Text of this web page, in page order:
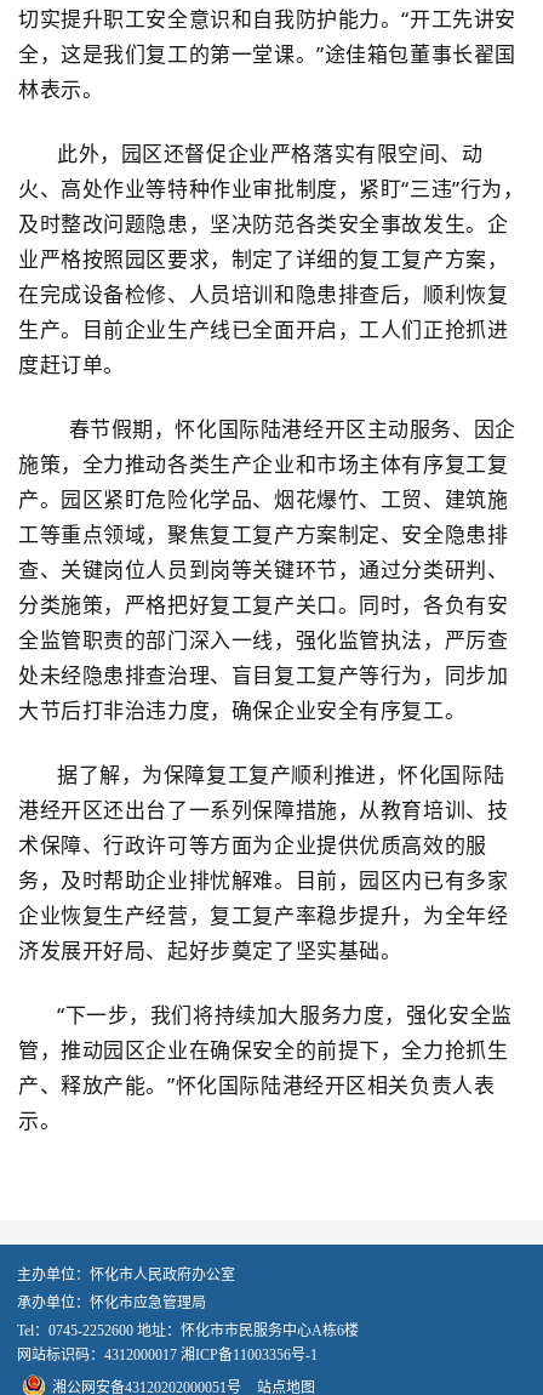
切实提升职工安全意识和自我防护能力。“开工先讲安
全，这是我们复工的第一堂课。”途佳箱包董事长翟国
林表示。
此外，园区还督促企业严格落实有限空间、动
火、高处作业等特种作业审批制度，紧盯“三违”行为，
及时整改问题隐患，坚决防范各类安全事故发生。企
业严格按照园区要求，制定了详细的复工复产方案，
在完成设备检修、人员培训和隐患排查后，顺利恢复
生产。目前企业生产线已全面开启，工人们正抢抓进
度赶订单。
春节假期，怀化国际陆港经开区主动服务、因企
施策，全力推动各类生产企业和市场主体有序复工复
产。园区紧盯危险化学品、烟花爆竹、工贸、建筑施
工等重点领域，聚焦复工复产方案制定、安全隐患排
查、关键岗位人员到岗等关键环节，通过分类研判、
分类施策，严格把好复工复产关口。同时，各负有安
全监管职责的部门深入一线，强化监管执法，严厉查
处未经隐患排查治理、盲目复工复产等行为，同步加
大节后打非治违力度，确保企业安全有序复工。
据了解，为保障复工复产顺利推进，怀化国际陆
港经开区还出台了一系列保障措施，从教育培训、技
术保障、行政许可等方面为企业提供优质高效的服
务，及时帮助企业排忧解难。目前，园区内已有多家
企业恢复生产经营，复工复产率稳步提升，为全年经
济发展开好局、起好步奠定了坚实基础。
“下一步，我们将持续加大服务力度，强化安全监
管，推动园区企业在确保安全的前提下，全力抢抓生
产、释放产能。”怀化国际陆港经开区相关负责人表
示。
主办单位：怀化市人民政府办公室
承办单位：怀化市应急管理局
Tel：0745-2252600 地址：怀化市市民服务中心A栋6楼
网站标识码：4312000017 湘ICP备11003356号-1
湘公网安备43120202000051号
站点地图